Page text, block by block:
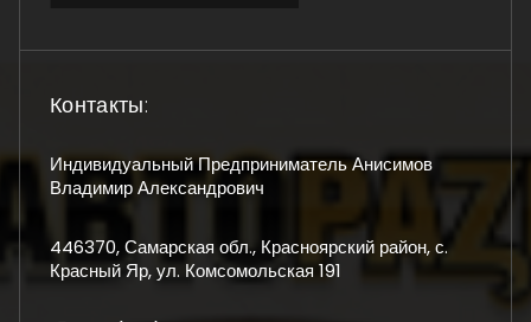
Контакты:
Индивидуальный Предприниматель Анисимов
Владимир Александрович
446370, Самарская обл., Красноярский район, с.
Красный Яр, ул. Комсомольская 191